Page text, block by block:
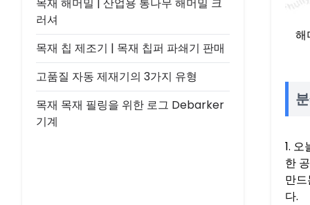
러셔
목재 칩 제조기 | 목재 칩퍼 파쇄기 판매
고품질 자동 제재기의 3가지 유형
목재 목재 필링을 위한 로그 Debarker
기계
해
1.
한
만
다.